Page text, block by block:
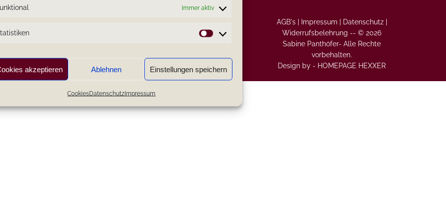
Immer aktiv
Statistiken
akzeptieren Ablehnen Einstellungen speichern
CookiesDatenschutzImpressum
AGB's | Impressum |
Datenschutz |
Widerrufsbelehrung -- © 2026
Sabine Panthöfer- Alle Rechte
vorbehalten.
Design by - HOMEPAGE HEXXER